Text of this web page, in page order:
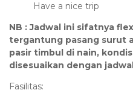
Have a nice trip
NB : Jadwal ini sifatnya
tergantung pasang surut
pasir timbul di nain,
disesuaikan dengan
Fasilitas: